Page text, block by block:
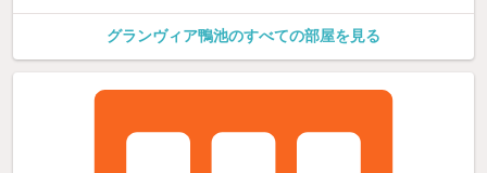
グランヴィア鴨池のすべての部屋を見る